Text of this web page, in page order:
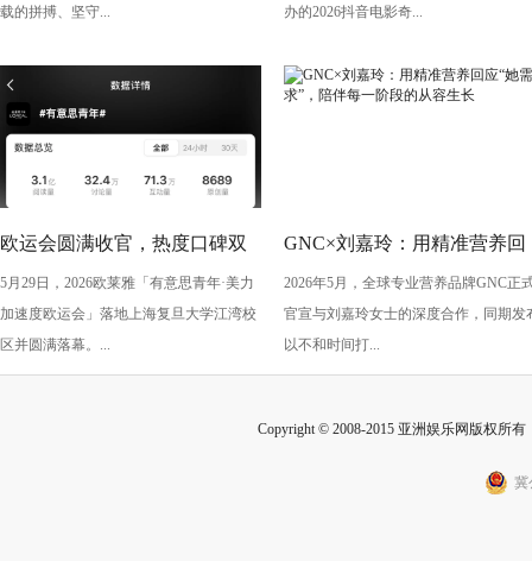
载的拼搏、坚守...
共话光影创作
办的2026抖音电影奇...
欧运会圆满收官，热度口碑双
丰收！
5月29日，2026欧莱雅「有意思青年·美力
加速度欧运会」落地上海复旦大学江湾校
区并圆满落幕。...
GNC×刘嘉玲：用精准营养回
应“她需求”，陪伴每一阶段的
从容生长
2026年5月，全球专业营养品牌GNC正
官宣与刘嘉玲女士的深度合作，同期发
以不和时间打...
Copyright © 2008-2015 亚洲娱乐网版权所
冀